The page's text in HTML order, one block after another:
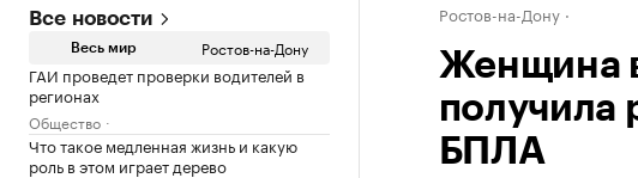
Все новости
Весь мир Ростов-на-Дону
ГАИ проведет проверки водителей в
регионах
Общество
Что такое медленная жизнь и какую
роль в этом играет дерево
Ростов-на-Дону
Женщина
получила
БПЛА